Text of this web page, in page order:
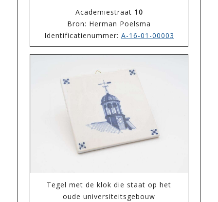
Academiestraat 10
Bron: Herman Poelsma
Identificatienummer: A-16-01-00003
Tegel met de klok die staat op het
oude universiteitsgebouw